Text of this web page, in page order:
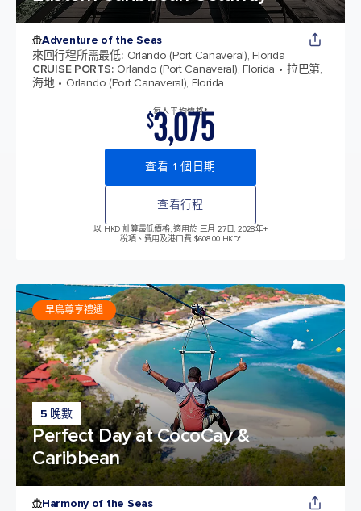
Adventure of the Seas
來回行程所需最低: Orlando (Port Canaveral), Florida
CRUISE PORTS: Orlando (Port Canaveral), Florida
拉巴第,
海地
Orlando (Port Canaveral), Florida
每人平均價格*
$3,075
查看 1 個日期
查看行程
以 HKD 計算最低價格, 適用於 三月 27日, 2028年+
稅項、費用及港口費 $608.00 HKD*
5 晚數
Perfect Day at CocoCay &
Caribbean
早鳥尊享禮遇
Harmony of the Seas